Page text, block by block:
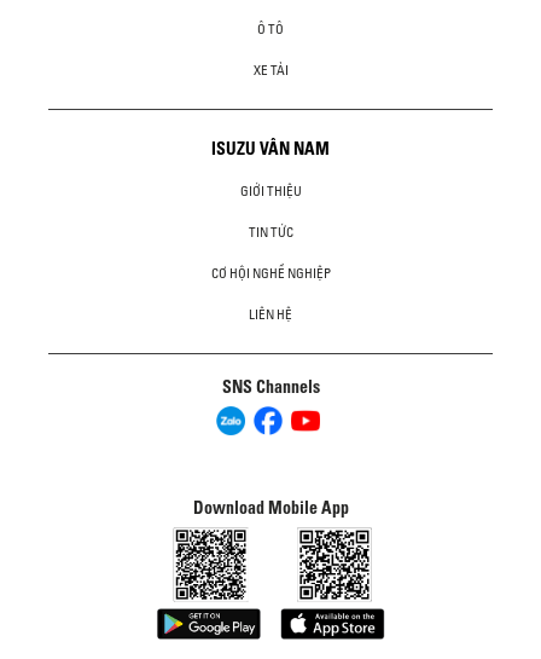
Ô TÔ
XE TẢI
ISUZU VÂN NAM
GIỚI THIỆU
TIN TỨC
CƠ HỘI NGHỀ NGHIỆP
LIÊN HỆ
SNS Channels
Download Mobile App